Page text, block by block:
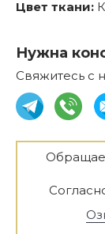
Цвет ткани:
Нужна
Свяжитесь с